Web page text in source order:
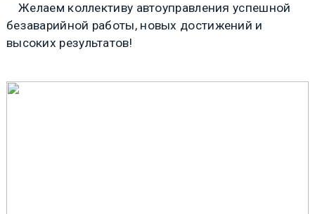
Желаем коллективу автоуправления успешной
безаварийной работы, новых достижений и
высоких результатов!